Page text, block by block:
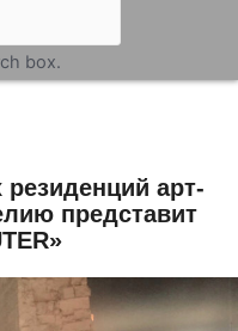
box.
арт-
представит